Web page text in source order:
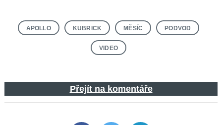
APOLLO KUBRICK MĚSÍC PODVOD
VIDEO
Přejít na komentáře